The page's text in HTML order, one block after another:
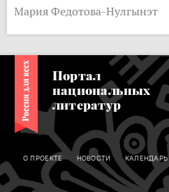
Мария Федотова-Нулгынэт
Портал
национальных
литератур
О ПРОЕКТЕ НОВОСТИ КАЛЕНДАРЬ